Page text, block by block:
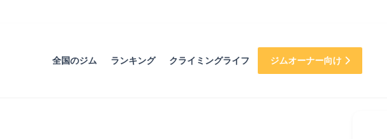
全国のジム ランキング クライミングライフ ジムオーナー向け